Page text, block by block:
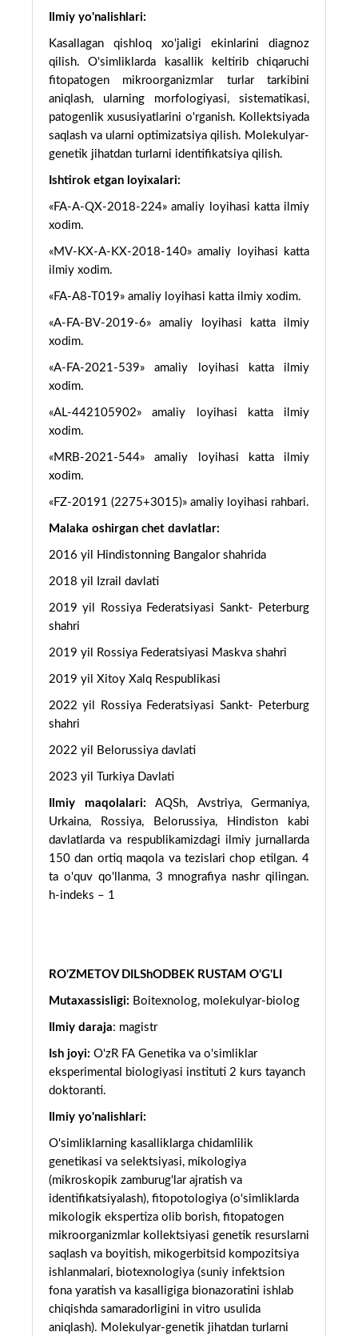
Ilmiy yo'nalishlari:
Kasallagan qishloq xo'jaligi ekinlarini diagnoz
qilish. O'simliklarda kasallik keltirib chiqaruchi
fitopatogen mikroorganizmlar turlar tarkibini
aniqlash, ularning morfologiyasi, sistematikasi,
patogenlik xususiyatlarini o'rganish. Kollektsiyada
saqlash va ularni optimizatsiya qilish. Molekulyar-
genetik jihatdan turlarni identifikatsiya qilish.
Ishtirok etgan loyixalari:
«FA-A-QX-2018-224» amaliy loyihasi katta ilmiy
xodim.
«MV-KX-A-KX-2018-140» amaliy loyihasi katta
ilmiy xodim.
«FA-A8-T019» amaliy loyihasi katta ilmiy xodim.
«A-FA-BV-2019-6» amaliy loyihasi katta ilmiy
xodim.
«A-FA-2021-539» amaliy loyihasi katta ilmiy
xodim.
«AL-442105902» amaliy loyihasi katta ilmiy
xodim.
«MRB-2021-544» amaliy loyihasi katta ilmiy
xodim.
«FZ-20191 (2275+3015)» amaliy loyihasi rahbari.
Malaka oshirgan chet davlatlar:
2016 yil Hindistonning Bangalor shahrida
2018 yil Izrail davlati
2019 yil Rossiya Federatsiyasi Sankt- Peterburg
shahri
2019 yil Rossiya Federatsiyasi Maskva shahri
2019 yil Xitoy Xalq Respublikasi
2022 yil Rossiya Federatsiyasi Sankt- Peterburg
shahri
2022 yil Belorussiya davlati
2023 yil Turkiya Davlati
Ilmiy maqolalari: AQSh, Avstriya, Germaniya,
Urkaina, Rossiya, Belorussiya, Hindiston kabi
davlatlarda va respublikamizdagi ilmiy jurnallarda
150 dan ortiq maqola va tezislari chop etilgan. 4
ta o'quv qo'llanma, 3 mnografiya nashr qilingan.
h-indeks – 1
RO'ZMETOV DILShODBEK RUSTAM O'G'LI
Mutaxassisligi: Boitexnolog, molekulyar-biolog
Ilmiy daraja: magistr
Ish joyi: O'zR FA Genetika va o'simliklar
eksperimental biologiyasi instituti 2 kurs tayanch
doktoranti.
Ilmiy yo'nalishlari:
O'simliklarning kasalliklarga chidamlilik
genetikasi va selektsiyasi, mikologiya
(mikroskopik zamburug'lar ajratish va
identifikatsiyalash), fitopotologiya (o'simliklarda
mikologik ekspertiza olib borish, fitopatogen
mikroorganizmlar kollektsiyasi genetik resurslarni
saqlash va boyitish, mikogerbitsid kompozitsiya
ishlanmalari, biotexnologiya (suniy infektsion
fona yaratish va kasalligiga bionazoratini ishlab
chiqishda samaradorligini in vitro usulida
aniqlash). Molekulyar-genetik jihatdan turlarni